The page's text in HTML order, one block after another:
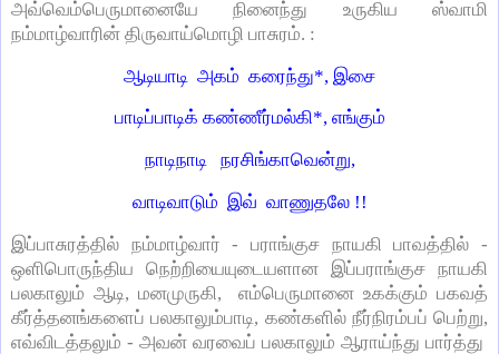
அவ்வெம்பெருமானையே நினைந்து உருகிய ஸ்வாமி
நம்மாழ்வாரின் திருவாய்மொழி பாசுரம். :
ஆடியாடி அகம் கரைந்து*, இசை
பாடிப்பாடிக் கண்ணீர்மல்கி*, எங்கும்
நாடிநாடி நரசிங்காவென்று,
வாடிவாடும் இவ் வாணுதலே !!
இப்பாசுரத்தில் நம்மாழ்வார் - பராங்குச நாயகி பாவத்தில் -
ஒளிபொருந்திய நெற்றியையுடையளான இப்பராங்குச நாயகி
பலகாலும் ஆடி, மனமுருகி, எம்பெருமானை உகக்கும் பகவத்
கீர்த்தனங்களைப் பலகாலும்பாடி, கண்களில் நீர்நிரம்பப் பெற்று,
எவ்விடத்தலும் - அவன் வரவைப் பலகாலும் ஆராய்ந்து பார்த்து